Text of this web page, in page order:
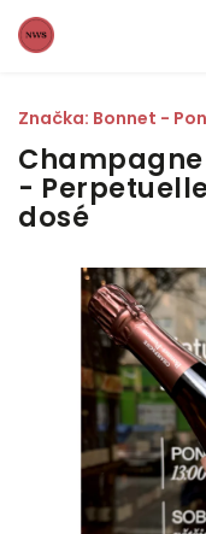
-
dosé
Značka: Bonnet -